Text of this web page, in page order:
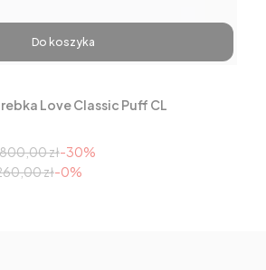
Do koszyka
Love Classic Puff CL
800,00 zł-30%
zł-0%